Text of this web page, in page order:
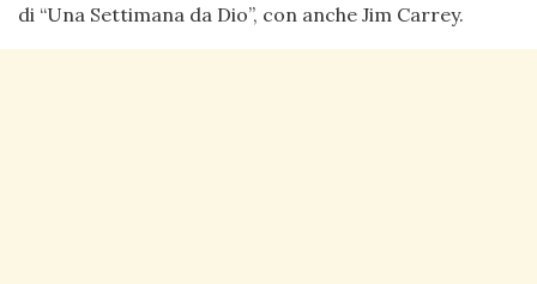
di “Una Settimana da Dio”, con anche Jim Carrey.